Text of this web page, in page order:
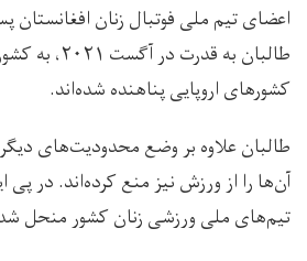
اعضای تیم ملی فوتبال زنان افغانستان
طالبان به
کشورهای اروپایی پناهنده شده‌اند.
طالبان علاوه بر وضع محدودیت‌های
آن‌ها را از ورزش نیز منع کرده‌اند. در
تیم‌های ملی ورزشی زنان کشور منحل